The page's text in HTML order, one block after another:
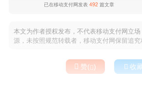
已在移动支付网发表492 篇文章
本文为作者授权发布，不代表移动支付网立
源，未按照规范转载者，移动支付网保留追究
 赞()  收